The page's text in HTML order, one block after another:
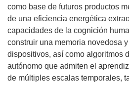
como base de futuros productos
de una eficiencia energética
capacidades de la cognición
construir una memoria novedosa
dispositivos, así como algoritmos
autónomo que admiten el
de múltiples escalas temporales,